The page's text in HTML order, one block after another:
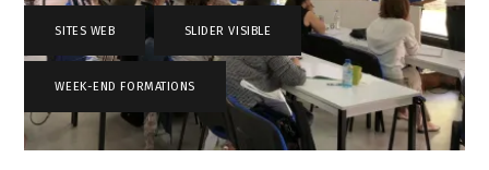
SITES WEB SLIDER VISIBLE ,
WEEK-END FORMATIONS